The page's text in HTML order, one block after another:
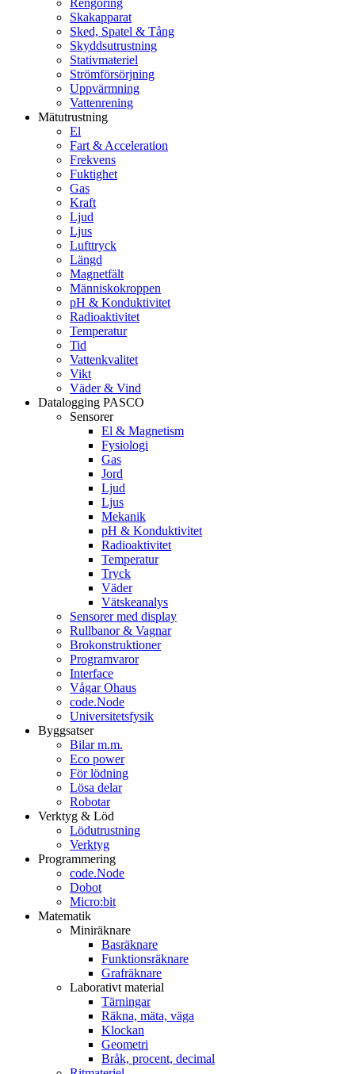
Skakapparat
Sked, Spatel & Tång
Skyddsutrustning
Stativmateriel
Strömförsörjning
Uppvärmning
Vattenrening
Mätutrustning
El
Fart & Acceleration
Frekvens
Fuktighet
Gas
Kraft
Ljud
Ljus
Lufttryck
Längd
Magnetfält
Människokroppen
pH & Konduktivitet
Radioaktivitet
Temperatur
Tid
Vattenkvalitet
Vikt
Väder & Vind
Datalogging PASCO
Sensorer
El & Magnetism
Fysiologi
Gas
Jord
Ljud
Ljus
Mekanik
pH & Konduktivitet
Radioaktivitet
Temperatur
Tryck
Väder
Vätskeanalys
Sensorer med display
Rullbanor & Vagnar
Brokonstruktioner
Programvaror
Interface
Vågar Ohaus
code.Node
Universitetsfysik
Byggsatser
Bilar m.m.
Eco power
För lödning
Lösa delar
Robotar
Verktyg & Löd
Lödutrustning
Verktyg
Programmering
code.Node
Dobot
Micro:bit
Matematik
Miniräknare
Basräknare
Funktionsräknare
Grafräknare
Laborativt material
Tärningar
Räkna, mäta, väga
Klockan
Geometri
Bråk, procent, decimal